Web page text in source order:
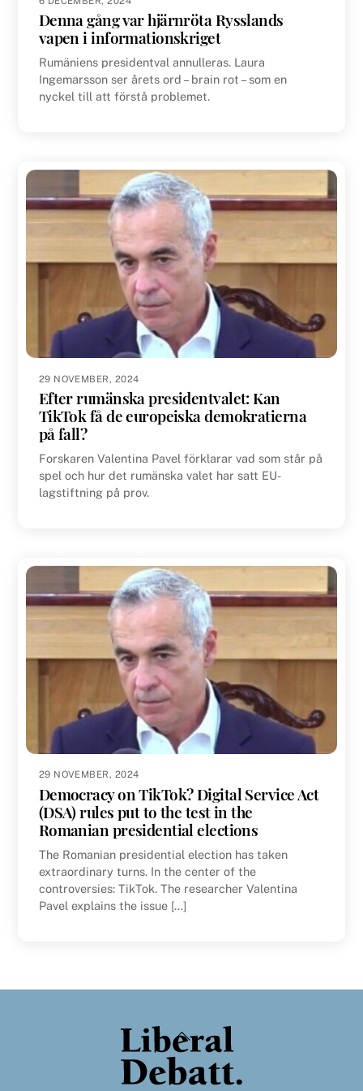
Denna gång var hjärnröta Rysslands
vapen i informationskriget
Rumäniens presidentval annulleras. Laura
Ingemarsson ser årets ord – brain rot – som en
nyckel till att förstå problemet.
29 NOVEMBER, 2024
Efter rumänska presidentvalet: Kan
TikTok få de europeiska demokratierna
på fall?
Forskaren Valentina Pavel förklarar vad som står på
spel och hur det rumänska valet har satt EU-
lagstiftning på prov.
29 NOVEMBER, 2024
Democracy on TikTok? Digital Service Act
(DSA) rules put to the test in the
Romanian presidential elections
The Romanian presidential election has taken
extraordinary turns. In the center of the
controversies: TikTok. The researcher Valentina
Pavel explains the issue […]
Back
To
Top